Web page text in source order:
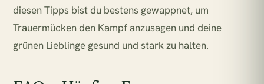
diesen Tipps bist du bestens gewappnet, um
Trauermücken den Kampf anzusagen und deine
grünen Lieblinge gesund und stark zu halten.